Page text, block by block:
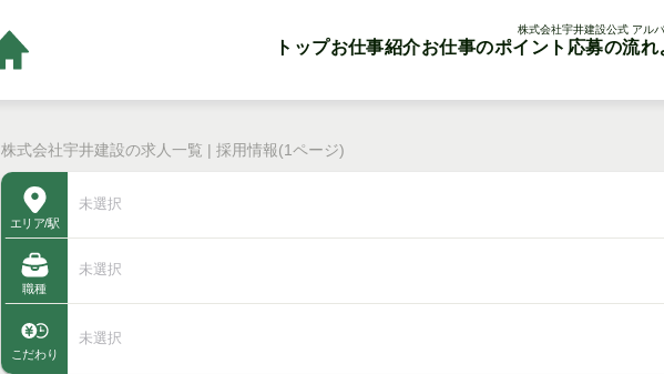
株式会社宇井建設公式 アル
トップお仕事紹介お仕事のポイント 応募の流れ
株式会社宇井建設の求人一覧 | 採用情報(1ページ)
エリア/駅
未選択
職種
未選択
こだわり
未選択